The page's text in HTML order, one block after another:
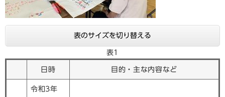
表のサイズを切り替える
表1
日時 目的・主な内容など
令和3年